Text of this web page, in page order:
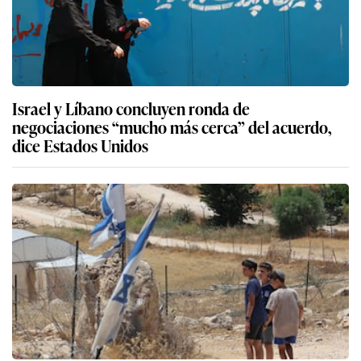
Israel y Líbano concluyen ronda de
negociaciones “mucho más cerca” del acuerdo,
dice Estados Unidos